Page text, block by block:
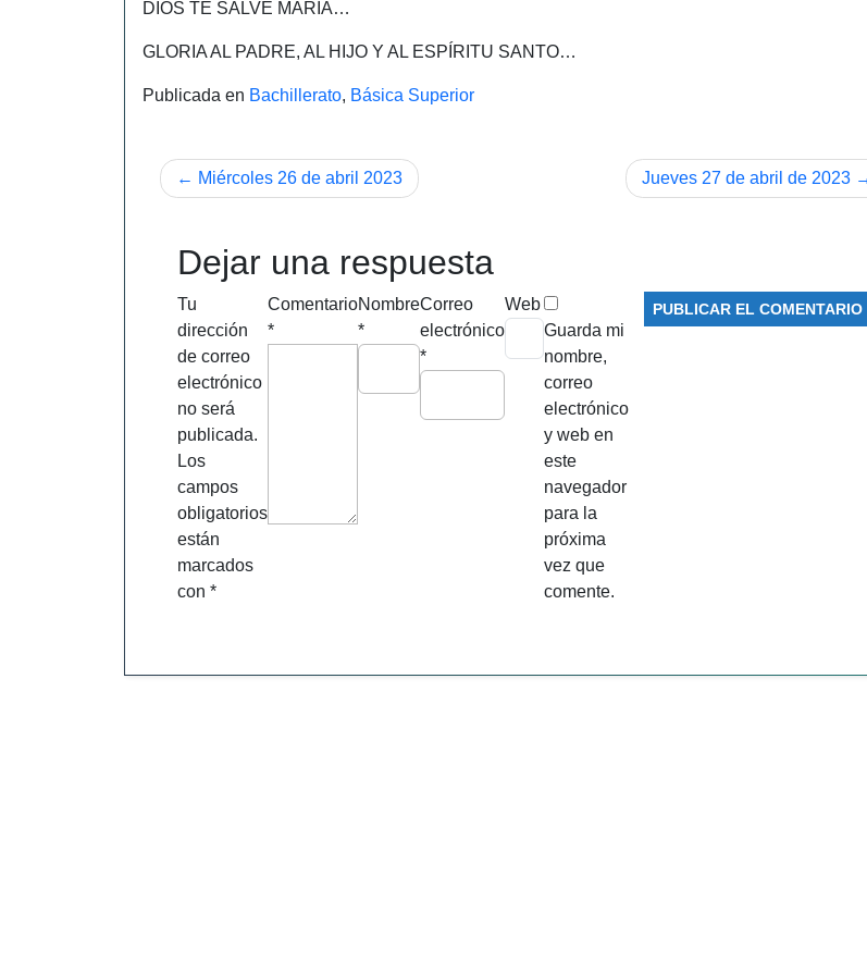
DIOS TE SALVE MARÍA…
GLORIA AL PADRE, AL HIJO Y AL ESPÍRITU SANTO…
Publicada en Bachillerato, Básica Superior
Navegación
entradas
Miércoles 26 de abril 2023 Jueves 27 de abril de 2023
Dejar una respuesta
Tu
dirección
de correo
electrónico
no será
publicada.
Los
campos
obligatorios
están
marcados
con *
Comentario
*
Nombre
*
Correo
electrónico
*
Web
Guarda mi
nombre,
correo
electrónico
y web en
este
navegador
para la
próxima
vez que
comente.